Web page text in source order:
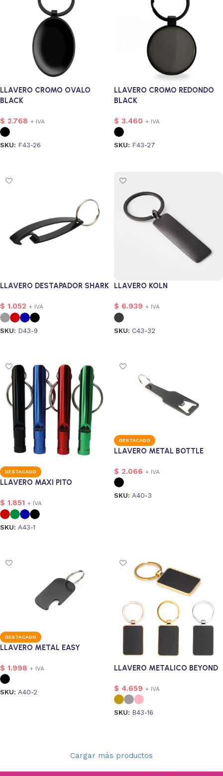
LLAVERO CROMO OVALO
BLACK
$ 2.768 + IVA
SKU: F43-26
LLAVERO CROMO REDONDO
BLACK
$ 3.460 + IVA
SKU: F43-27
LLAVERO DESTAPADOR SHARK
$ 1.052 + IVA
SKU: D43-9
LLAVERO KOLN
$ 6.939 + IVA
SKU: C43-32
DESTACADO
LLAVERO MAXI PITO
$ 1.851 + IVA
SKU: A43-1
DESTACADO
LLAVERO METAL BOTTLE
$ 2.066 + IVA
SKU: A40-3
DESTACADO
LLAVERO METAL EASY
$ 1.998 + IVA
SKU: A40-2
LLAVERO METALICO BEYOND
$ 4.659 + IVA
SKU: B43-16
Cargar más productos